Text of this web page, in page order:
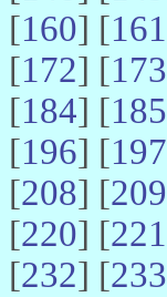
[160] [161
[172] [173
[184] [185
[196] [197
[208] [209
[220] [221
[232] [233